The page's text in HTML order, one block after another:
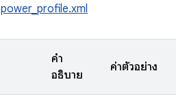
power_profile.xml
คำ
อธิบาย
ค่าตัวอย่าง